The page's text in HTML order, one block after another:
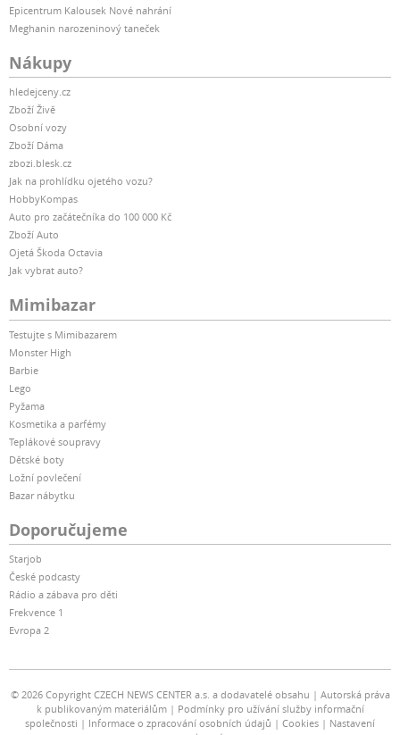
Epicentrum Kalousek Nové nahrání
Meghanin narozeninový taneček
Nákupy
hledejceny.cz
Zboží Živě
Osobní vozy
Zboží Dáma
zbozi.blesk.cz
Jak na prohlídku ojetého vozu?
HobbyKompas
Auto pro začátečníka do 100 000 Kč
Zboží Auto
Ojetá Škoda Octavia
Jak vybrat auto?
Mimibazar
Testujte s Mimibazarem
Monster High
Barbie
Lego
Pyžama
Kosmetika a parfémy
Teplákové soupravy
Dětské boty
Ložní povlečení
Bazar nábytku
Doporučujeme
Starjob
České podcasty
Rádio a zábava pro děti
Frekvence 1
Evropa 2
© 2026 Copyright CZECH NEWS CENTER a.s. a dodavatelé obsahu
Autorská práva
k publikovaným materiálům
Podmínky pro užívání služby informační
společnosti
Informace o zpracování osobních údajů Cookies
Nastavení